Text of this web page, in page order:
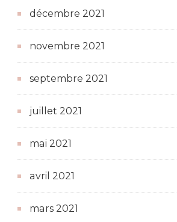
décembre 2021
novembre 2021
septembre 2021
juillet 2021
mai 2021
avril 2021
mars 2021